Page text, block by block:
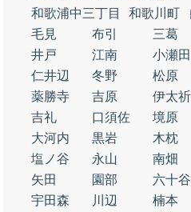
和歌浦中三丁目
和歌川町
毛見
布引 三葛
井戸
江南 小瀬田
仁井辺
冬野 松原
薬勝寺
吉原 伊太
吉礼
口須佐 境原
大河内
黒岩 木枕
塩ノ谷
永山 南畑
矢田
園部 六十谷
宇田森
川辺 楠本